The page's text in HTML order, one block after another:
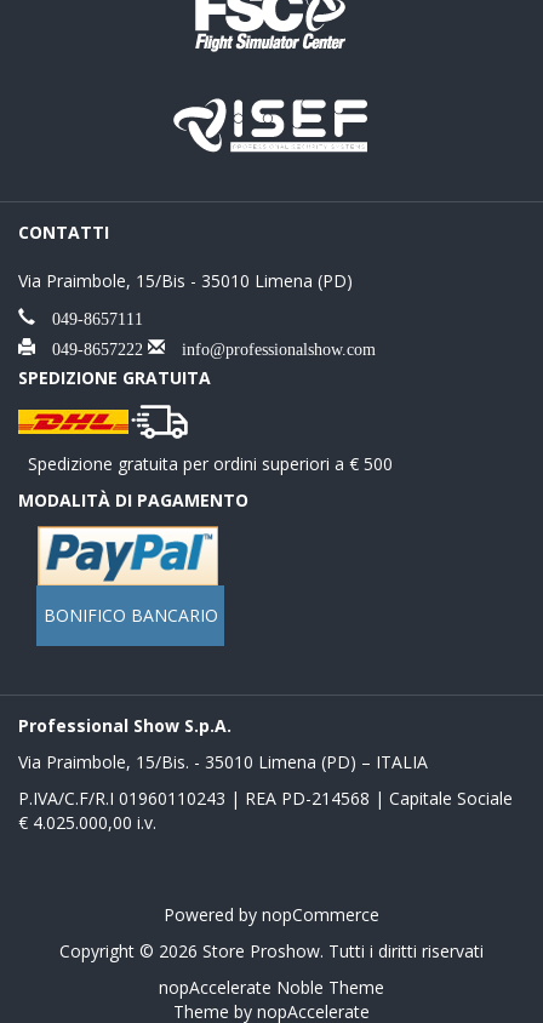
CONTATTI
Via Praimbole, 15/Bis - 35010 Limena (PD)
049-8657111
049-8657222
info@professionalshow.com
SPEDIZIONE GRATUITA
Spedizione gratuita per ordini superiori a € 500
MODALITÀ DI PAGAMENTO
BONIFICO BANCARIO
Professional Show S.p.A.
Via Praimbole, 15/Bis. - 35010 Limena (PD) – ITALIA
P.IVA/C.F/R.I 01960110243 | REA PD-214568 | Capitale Sociale
€ 4.025.000,00 i.v.
Powered by nopCommerce
Copyright © 2026 Store Proshow. Tutti i diritti riservati
nopAccelerate Noble Theme
Theme by nopAccelerate